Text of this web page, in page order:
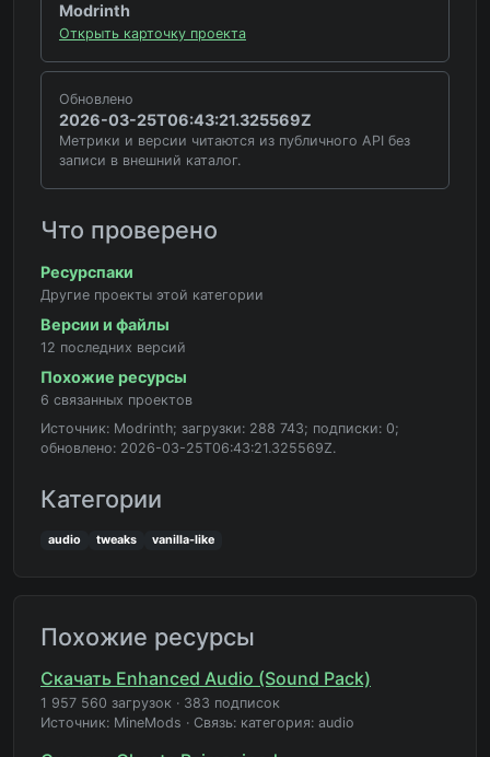
Modrinth
Открыть карточку проекта
Обновлено
2026-03-25T06:43:21.325569Z
Метрики и версии читаются из публичного API без
записи в внешний каталог.
Что проверено
Ресурспаки
Другие проекты этой категории
Версии и файлы
12 последних версий
Похожие ресурсы
6 связанных проектов
Источник: Modrinth; загрузки: 288 743; подписки: 0;
обновлено: 2026-03-25T06:43:21.325569Z.
Категории
audio tweaks vanilla-like
Похожие ресурсы
Скачать Enhanced Audio (Sound Pack)
1 957 560 загрузок · 383 подписок
Источник: MineMods · Связь: категория: audio